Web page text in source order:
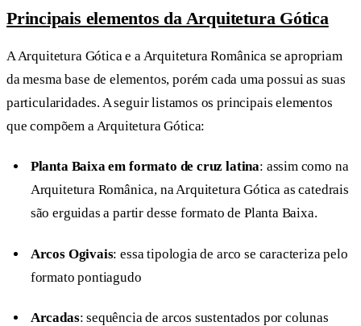
Principais elementos da Arquitetura Gótica
A Arquitetura Gótica e a Arquitetura Românica se apropriam
da mesma base de elementos, porém cada uma possui as suas
particularidades. A seguir listamos os principais elementos
que compõem a Arquitetura Gótica:
Planta Baixa em formato de cruz latina: assim como na
Arquitetura Românica, na Arquitetura Gótica as catedrais
são erguidas a partir desse formato de Planta Baixa.
Arcos Ogivais: essa tipologia de arco se caracteriza pelo
formato pontiagudo
Arcadas: sequência de arcos sustentados por colunas